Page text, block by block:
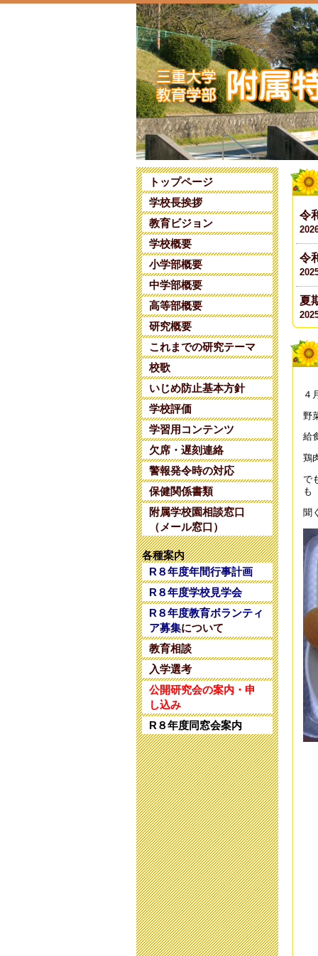
トップページ
学校長挨拶
教育ビジョン
学校概要
小学部概要
中学部概要
高等部概要
研究概要
これまでの研究テーマ
校歌
いじめ防止基本方針
学校評価
学習用コンテンツ
欠席・遅刻連絡
警報発令時の対応
保健関係書類
附属学校園相談窓口
（メール窓口）
各種案内
R８年度年間行事計画
R８年度学校見学会
R８年度教育ボランティ
ア募集について
教育相談
入学選考
公開研究会の案内・申
し込み
R８年度同窓会案内
令
令
夏
令
令
令
第
保
４
野
給
鶏
で
も
聞